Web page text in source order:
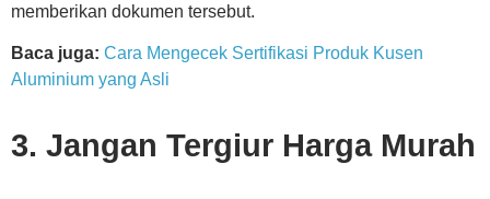
memberikan dokumen tersebut.
Baca juga: Cara Mengecek Sertifikasi Produk Kusen
Aluminium yang Asli
3. Jangan Tergiur Harga Murah